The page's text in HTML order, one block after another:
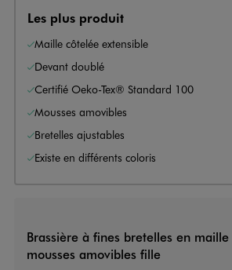
Les plus produit
Maille côtelée extensible
Devant doublé
Certifié Oeko-Tex® Standard 100
Mousses amovibles
Bretelles ajustables
Existe en différents coloris
Brassière à fines bretelles en
mousses amovibles fille